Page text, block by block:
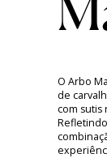
O Arbo
de
com sutis